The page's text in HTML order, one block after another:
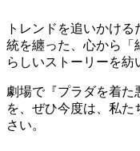
トレンドを追いかけ
統を纏った、心から「
らしいストーリーを紡
劇場で『プラダを着た
を、ぜひ今度は、私
さい。